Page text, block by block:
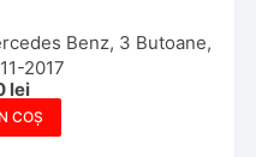
Benz, 3 Butoane,
2017
lei
COȘ